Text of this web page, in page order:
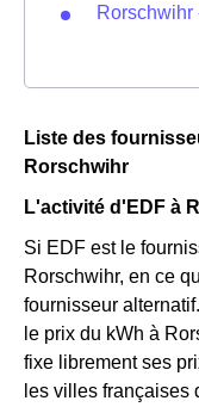
Rorschwihr
Liste des
Rorschwihr
L'activité d'EDF à
Si EDF est le
Rorschwihr, en ce
fournisseur
le prix du kWh à
fixe librement ses
les villes françaises